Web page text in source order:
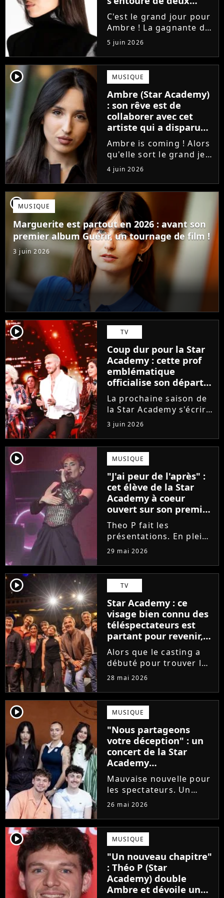
proches de Slimane
C'est le grand jour pour
Ambre ! La gagnante de
la Star Academy fait ses
premiers pas dans
l'industrie en publiant
J'me demande, un
premier single que la
chanteuse a
confectionné avec...
5 juin 2026
player2 MUSIQUE
Ambre (Star Academy)
: son rêve est de
collaborer avec cet
artiste qui a disparu
des radars, "c'est un
génie"
Ambre is coming ! Alors
qu'elle sort le grand jeu
cette semaine en
publiant son premier
single J'me demande, la
gagnante de la Star
Academy affiche
clairement ses
ambitions. Son rêve...
4 juin 2026
player2MUSIQUE
Marguerite est partout en 2026 : avant son
premier album Guérir, un tournage de film !
3 juin 2026
player2 TV
Coup dur pour la Star
Academy : cette prof
emblématique
officialise son départ,
"Ça devenait assez
compliqué"
La prochaine saison de
la Star Academy s'écrira
avec une nouvelle
recrue dans ses rangs.
Coach d'expression
scénique de l'émission,
Marlène Schaff ne
rempilera pas à la table
des professeurs...
3 juin 2026
player2 MUSIQUE
"J'ai peur de l'après" :
cet élève de la Star
Academy à coeur
ouvert sur son premier
single intime
Theo P fait les
présentations. En pleine
tournée, l'élève de la
son tout premier single.
Avec Garçon solide, le
chanteur livre une
facette plus fragile de
sa personnalité....
29 mai 2026
player2 TV
Star Academy : ce
visage bien connu des
téléspectateurs est
partant pour revenir,
sauf que la place est
déjà prise
Alors que le casting a
débuté pour trouver les
prochains Pierre
Ambre, une professeure
emblématique de la Star
Academy se positionne
pour enseigner le chant
aux...
28 mai 2026
player2 MUSIQUE
"Nous partageons
votre déception" : un
concert de la Star
Academy
définitivement annulé
Mauvaise nouvelle pour
les spectateurs. Un
concert de la Star
dernière minute pour
des raisons de santé, ne
sera finalement pas
reprogrammé.
26 mai 2026
player2 MUSIQUE
"Un nouveau chapitre"
: Théo P (Star
Academy) double
Ambre et dévoile un